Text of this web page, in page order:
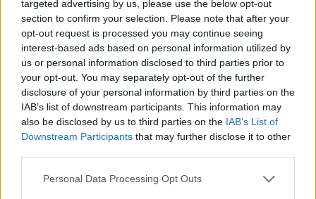
targeted advertising by us, please use the below opt-out
section to confirm your selection. Please note that after your
opt-out request is processed you may continue seeing
interest-based ads based on personal information utilized by
us or personal information disclosed to third parties prior to
your opt-out. You may separately opt-out of the further
disclosure of your personal information by third parties on the
IAB’s list of downstream participants. This information may
also be disclosed by us to third parties on the IAB’s List of
Downstream Participants that may further disclose it to other
Personal Data Processing Opt Outs
reactie op anti biotica gehad. Dit is de eerste keer dat ik
er bijwerkingen van krijg, ook de eerste keer dat ik deze
specifieke anti biotica heb voorgeschreven gekregen. De
huiduitslag is het niet waard.. ik zou dit niemand
aanraden.. het zit werkelijk overal, tussen mijn vingers en
tenen, op mijn lippen. Het ziet e[lees meer...]
geef mening
Flucloxacilline